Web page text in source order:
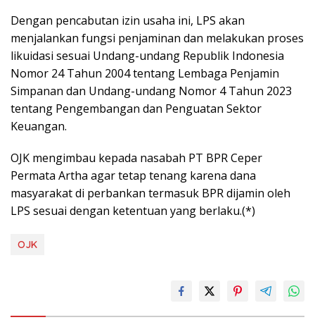
Dengan pencabutan izin usaha ini, LPS akan
menjalankan fungsi penjaminan dan melakukan proses
likuidasi sesuai Undang-undang Republik Indonesia
Nomor 24 Tahun 2004 tentang Lembaga Penjamin
Simpanan dan Undang-undang Nomor 4 Tahun 2023
tentang Pengembangan dan Penguatan Sektor
Keuangan.
OJK mengimbau kepada nasabah PT BPR Ceper
Permata Artha agar tetap tenang karena dana
masyarakat di perbankan termasuk BPR dijamin oleh
LPS sesuai dengan ketentuan yang berlaku.(*)
OJK